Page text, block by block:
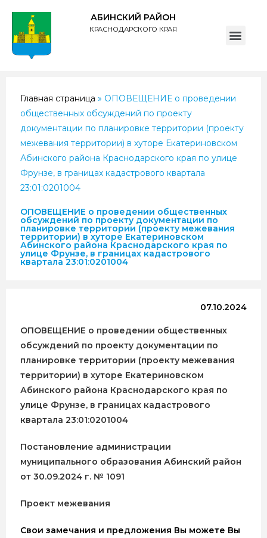
АБИНСКИЙ РАЙОН
КРАСНОДАРСКОГО КРАЯ
Главная страница » ОПОВЕЩЕНИЕ о проведении
общественных обсуждений по проекту
документации по планировке территории (проекту
межевания территории) в хуторе Екатериновском
Абинского района Краснодарского края по улице
Фрунзе, в границах кадастрового квартала
23:01:0201004
ОПОВЕЩЕНИЕ о проведении общественных
обсуждений по проекту документации по
планировке территории (проекту межевания
территории) в хуторе Екатериновском
Абинского района Краснодарского края по
улице Фрунзе, в границах кадастрового
квартала 23:01:0201004
07.10.2024
ОПОВЕЩЕНИЕ о проведении общественных
обсуждений по проекту документации по
планировке территории (проекту межевания
территории) в хуторе Екатериновском
Абинского района Краснодарского края по
улице Фрунзе, в границах кадастрового
квартала 23:01:0201004
Постановление администрации
муниципального образования Абинский район
от 30.09.2024 г. № 1091
Проект межевания
Свои замечания и предложения Вы можете Вы